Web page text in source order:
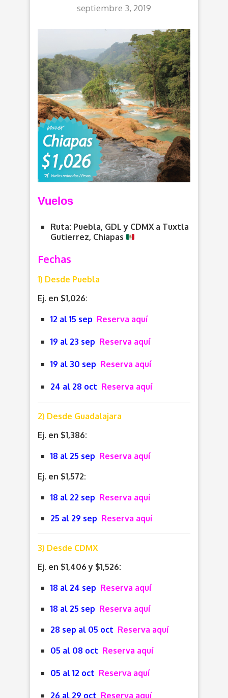
septiembre 3, 2019
Vuelos
Ruta: Puebla, GDL y CDMX a Tuxtla
Gutierrez, Chiapas
Fechas
1) Desde Puebla
Ej. en $1,026:
12 al 15 sep Reserva aquí
19 al 23 sep Reserva aquí
19 al 30 sep Reserva aquí
24 al 28 oct Reserva aquí
2) Desde Guadalajara
Ej. en $1,386:
18 al 25 sep Reserva aquí
Ej. en $1,572:
18 al 22 sep Reserva aquí
25 al 29 sep Reserva aquí
3) Desde CDMX
Ej. en $1,406 y $1,526:
18 al 24 sep Reserva aquí
18 al 25 sep Reserva aquí
28 sep al 05 oct Reserva aquí
05 al 08 oct Reserva aquí
05 al 12 oct Reserva aquí
26 al 29 oct Reserva aquí